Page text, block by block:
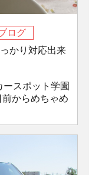
ログ
かり対応出来
スポット学園
からめちゃめ